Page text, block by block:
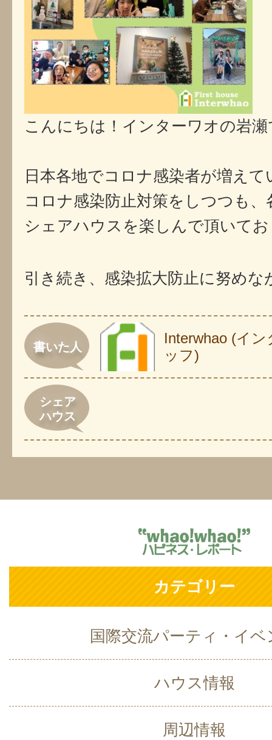
こんにちは！インターワオの岩
日本各地でコロナ感染者が増えて
コロナ感染防止対策をしつつも
引き続き、感染拡大防止に努め
書いた人
Interwhao (イ
ッフ)
シェア
ハウス
カテゴリー
国際交流パーティ・イベ
ハウス情報
周辺情報